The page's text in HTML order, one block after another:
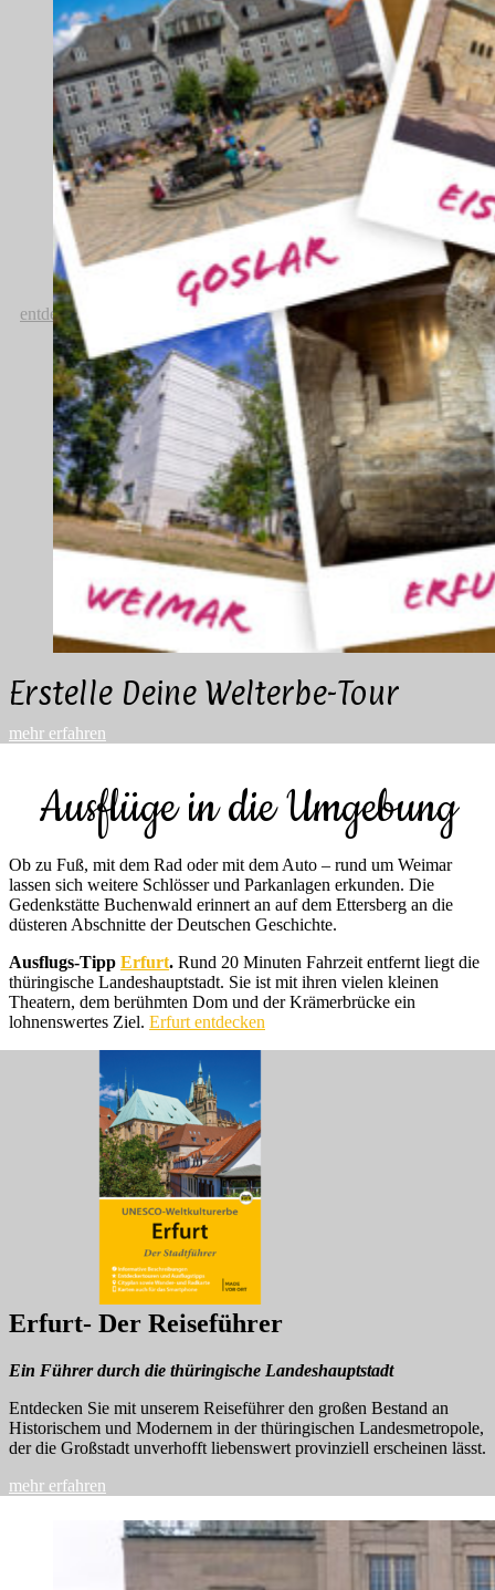
„Weimarer Kabarett“ eröffnet
entdecken
Erstelle Deine Welterbe-Tour
mehr erfahren
Ausflüge in die Umgebung
Ob zu Fuß, mit dem Rad oder mit dem Auto – rund um Weimar
lassen sich weitere Schlösser und Parkanlagen erkunden. Die
Gedenkstätte Buchenwald erinnert an auf dem Ettersberg an die
düsteren Abschnitte der Deutschen Geschichte.
Ausflugs-Tipp Erfurt. Rund 20 Minuten Fahrzeit entfernt liegt die
thüringische Landeshauptstadt. Sie ist mit ihren vielen kleinen
Theatern, dem berühmten Dom und der Krämerbrücke ein
lohnenswertes Ziel. Erfurt entdecken
Erfurt- Der Reiseführer
Ein Führer durch die thüringische Landeshauptstadt
Entdecken Sie mit unserem Reiseführer den großen Bestand an
Historischem und Modernem in der thüringischen Landesmetropole,
der die Großstadt unverhofft liebenswert provinziell erscheinen lässt.
mehr erfahren